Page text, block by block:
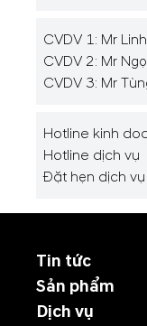
CVDV 1: Mr Linh
CVDV 2: Mr
CVDV 3: Mr
Hotline kinh
Hotline dịch vụ
Đặt hẹn dịch vụ
Tin tức
Sản phẩm
Dịch vụ